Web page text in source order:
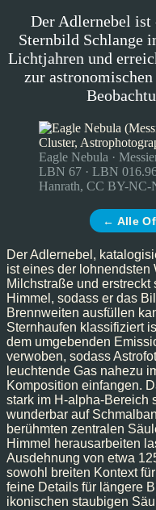
Der Adlernebel ist
Sternbild Schlange
Lichtjahren und
zur
Eagle Nebula ·
LBN 67 · LBN
Hanrath, CC BY-NC-
← Alle
Der Adlernebel,
ist eines der
Milchstraße und erstreckt
Himmel, sodass er das
Brennweiten ausfüllen
Sternhaufen klassifiziert
dem umgebenden
verwoben, sodass
leuchtende Gas nahezu
Komposition einfangen.
stark im H-alpha-Bereich
wunderbar auf
berühmten zentralen
Himmel herausarbeiten
Ausdehnung von etwa
sowohl breiten Kontext
feine Details für längere
ikonischen staubigen